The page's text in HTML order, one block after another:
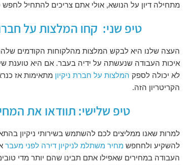
מתחילה דיון על הנושא, אולי אתם צריכים להתחיל
טיפ שני: קחו המלצות על
איכות העבודה שנעשתה על ידיה בעבר. אם היא טוענת
לא יכולה לספק המלצות על חברת ניקיון מתאימות אז
הקריטריון הזה.
טיפ שלישי: תוודאו את
למרות שאנו ממליצים לכם להשתמש בשירותי ניקיון
להשקיע ולחחפשמחיר משתלמ לניקיון דירה לפני מעבר
העבודה במחירים שאפילו אתם תבינו שהם יותר מדי